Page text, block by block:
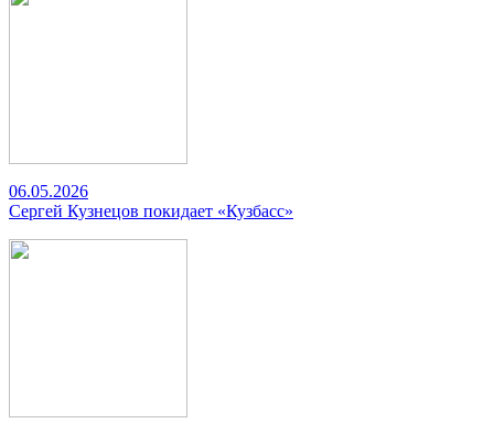
06.05.2026
Сергей Кузнецов покидает «Кузбасс»